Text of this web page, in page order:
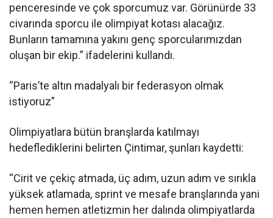
penceresinde ve çok sporcumuz var. Görünürde 33
civarında sporcu ile olimpiyat kotası alacağız.
Bunların tamamına yakını genç sporcularımızdan
oluşan bir ekip.” ifadelerini kullandı.
“Paris’te altın madalyalı bir federasyon olmak
istiyoruz”
Olimpiyatlara bütün branşlarda katılmayı
hedeflediklerini belirten Çintimar, şunları kaydetti:
“Cirit ve çekiç atmada, üç adım, uzun adım ve sırıkla
yüksek atlamada, sprint ve mesafe branşlarında yani
hemen hemen atletizmin her dalında olimpiyatlarda